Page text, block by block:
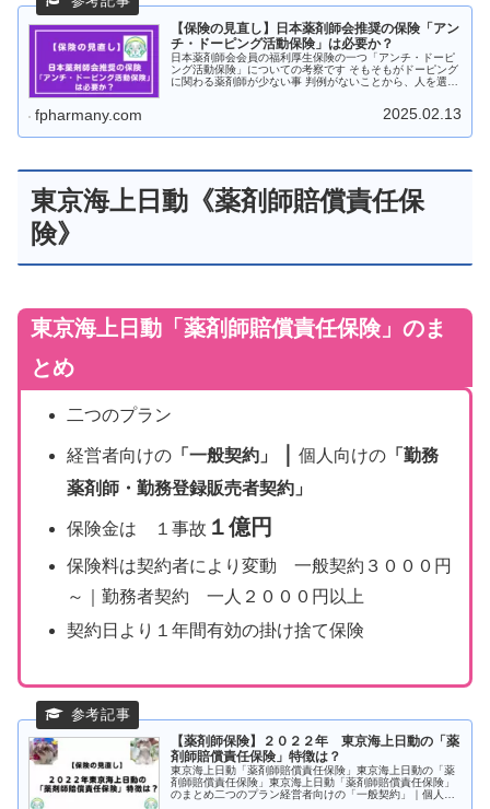
【保険の見直し】日本薬剤師会推奨の保険「アン
チ・ドーピング活動保険」は必要か？
日本薬剤師会会員の福利厚生保険の一つ「アンチ・ドーピ
ング活動保険」についての考察です そもそもがドーピング
に関わる薬剤師が少ない事 判例がないことから、人を選ぶ
fpharmany.com 2025.02.13
東京海上日動《薬剤師賠償責任保
険》
東京海上日動「薬剤師賠償責任保険」のま
とめ
二つのプラン
経営者向けの「一般契約」 個人向けの「勤務
薬剤師・勤務登録販売者契約」
保険金は １事故 １億円
保険料は契約者により変動 一般契約３０００円
～｜勤務者契約 一人２０００円以上
契約日より１年間有効の掛け捨て保険
【薬剤師保険】２０２２年 東京海上日動の「薬
剤師賠償責任保険」特徴は？
東京海上日動「薬剤師賠償責任保険」東京海上日動の「薬
剤師賠償責任保険」東京海上日動「薬剤師賠償責任保険」
のまとめ二つのプラン経営者向けの「一般契約」｜個人向